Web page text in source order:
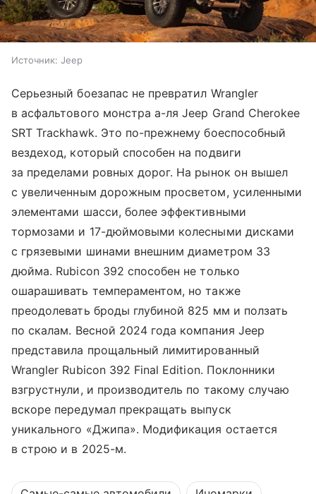
Источник: Jeep
Серьезный боезапас не превратил Wrangler
в асфальтового монстра а-ля Jeep Grand Cherokee
SRT Trackhawk. Это по-прежнему боеспособный
вездеход, который способен на подвиги
за пределами ровных дорог. На рынок он вышел
с увеличенным дорожным просветом, усиленными
элементами шасси, более эффективными
тормозами и 17-дюймовыми колесными дисками
с грязевыми шинами внешним диаметром 33
дюйма. Rubicon 392 способен не только
ошарашивать темпераментом, но также
преодолевать броды глубиной 825 мм и ползать
по скалам. Весной 2024 года компания Jeep
представила прощальный лимитированный
Wrangler Rubicon 392 Final Edition. Поклонники
взгрустнули, и производитель по такому случаю
вскоре передумал прекращать выпуск
уникального «Джипа». Модификация остается
в строю и в 2025-м.